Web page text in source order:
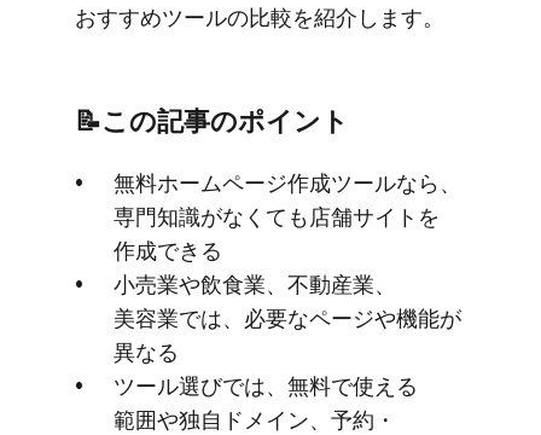
おすすめツールの​比較を​紹介します。
📝この​記事の​ポイント
無料ホームページ作成ツールなら、​
専門知識が​なくても​店舗サイトを​
作成できる
小売業や​飲食業、​不動産業、​
美容業では、​必要な​ページや​機能が​
異なる
ツール選びでは、​無料で​使える​
範囲や​独自ドメイン、​予約・